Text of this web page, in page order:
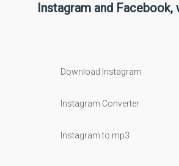
Instagram and
Download Instagram
Instagram Converter
Instagram to mp3